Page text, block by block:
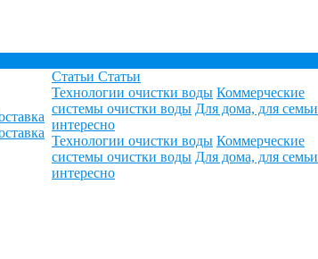
Статьи Статьи
Технологии очистки воды Коммерческие
системы очистки воды Для дома, для семьи
интересно
Технологии очистки воды Коммерческие
системы очистки воды Для дома, для семьи
интересно